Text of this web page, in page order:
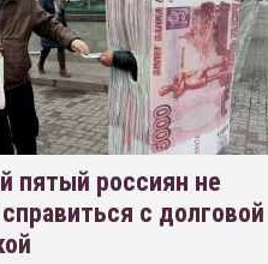
пятый россиян не
с долговой